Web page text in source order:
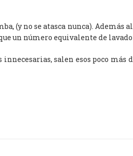
(y no se atasca nunca). Además
un número equivalente de
salen esos poco más